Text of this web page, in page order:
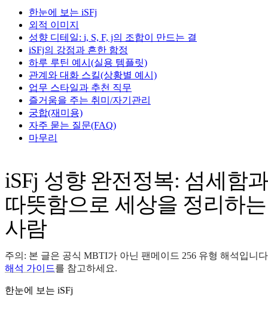
한눈에 보는 iSFj
외적 이미지
성향 디테일: i, S, F, j의 조합이 만드는 결
iSFj의 강점과 흔한 함정
하루 루틴 예시(실용 템플릿)
관계와 대화 스킬(상황별 예시)
업무 스타일과 추천 직무
즐거움을 주는 취미/자기관리
궁합(재미용)
자주 묻는 질문(FAQ)
마무리
iSFj 성향 완전정복: 섬세함과
따뜻함으로 세상을 정리하는
사람
주의: 본 글은 공식 MBTI가 아닌 팬메이드 256 유형 해석입니
해석 가이드를 참고하세요.
한눈에 보는 iSFj